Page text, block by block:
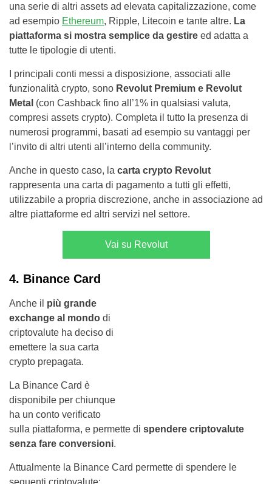
una serie di altri assets ad elevata capitalizzazione, come
ad esempio Ethereum, Ripple, Litecoin e tante altre. La
piattaforma si mostra semplice da gestire ed adatta a
tutte le tipologie di utenti.
I principali conti messi a disposizione, associati alle
funzionalità crypto, sono Revolut Premium e Revolut
Metal (con Cashback fino all’1% in qualsiasi valuta,
compresi assets crypto). Completa il tutto la presenza di
numerosi programmi, basati ad esempio su vantaggi per
l’invito di altri utenti all’interno della community.
Anche in questo caso, la carta crypto Revolut
rappresenta una carta di pagamento a tutti gli effetti,
utilizzabile a propria discrezione, anche in associazione ad
altre piattaforme ed altri servizi nel settore.
Vai su Revolut
4. Binance Card
Anche il più grande
exchange al mondo di
criptovalute ha deciso di
emettere la sua carta
crypto prepagata.
La Binance Card è
disponibile per chiunque
ha un conto verificato
sulla piattaforma, e permette di spendere criptovalute
senza fare conversioni.
Attualmente la Binance Card permette di spendere le
seguenti criptovalute: